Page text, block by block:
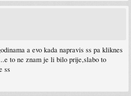
a evo kada napravis ss pa kliknes
to ne znam je li bilo prije,slabo to
ss